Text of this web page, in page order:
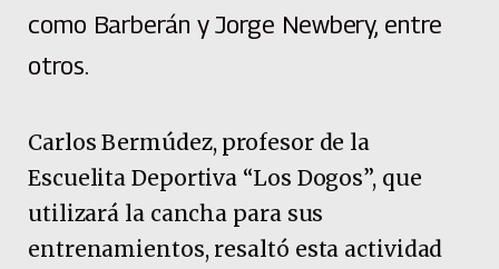
como Barberán y Jorge Newbery, entre
otros.
Carlos Bermúdez, profesor de la
Escuelita Deportiva “Los Dogos”, que
utilizará la cancha para sus
entrenamientos, resaltó esta actividad